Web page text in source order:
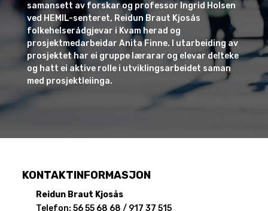
samansett av forskar og professor Ingrid Holsen
ved HEMIL-senteret, Reidun Braut Kjosås
folkehelserådgjevar i Kvam herad og
prosjektmedarbeidar Anita Finne. I utarbeiding av
prosjektet har ei gruppe lærarar og elevar delteke
og hatt ei aktive rolle i utviklingsarbeidet saman
med prosjektleiinga.
KONTAKTINFORMASJON
Reidun Braut Kjosås
Telefon: 56 55 68 68 / 917 37 515